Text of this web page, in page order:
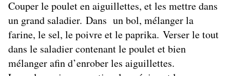
Couper le poulet en aiguillettes, et les mettre dans
un grand saladier. Dans un bol, mélanger la
farine, le sel, le poivre et le paprika. Verser le tout
dans le saladier contenant le poulet et bien
mélanger afin d’enrober les aiguillettes.